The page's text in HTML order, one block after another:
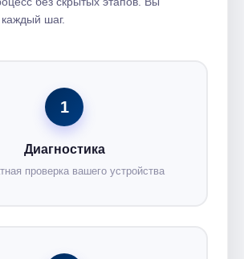
шаг.
1
Диагностика
проверка вашего устройства